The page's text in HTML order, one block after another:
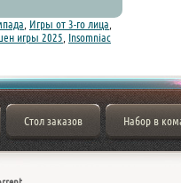
Игры от 3-го лица
игры 2025 Insomniac
Стол заказов Набор в